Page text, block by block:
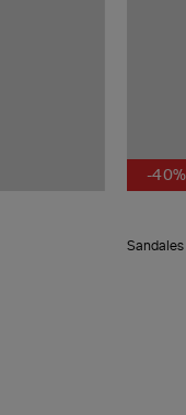
-40%
Sandales